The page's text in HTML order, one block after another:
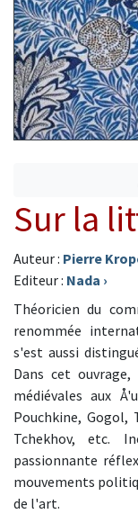
Sur la
Auteur : Pierre
Editeur : Nada ›
Théoricien du
renommée
s'est aussi
Dans cet
médiévales aux
Pouchkine, Gogol,
Tchekhov, etc.
passionnante
mouvements
de l'art.